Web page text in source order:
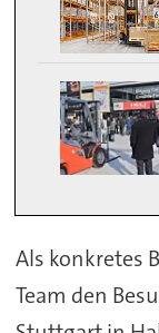
Als konkretes
Team den